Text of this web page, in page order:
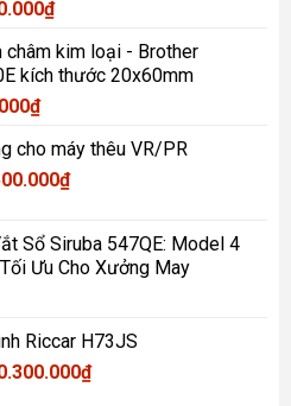
₫Giá
tại
là:
châm kim loại - Brother
kích thước 20x60mm
₫Giá
tại
là:
cho máy thêu VR/PR
₫Giá
là:
3.500.000₫.
Sổ Siruba 547QE: Model 4
Ưu Cho Xưởng May
Riccar H73JS
₫Giá